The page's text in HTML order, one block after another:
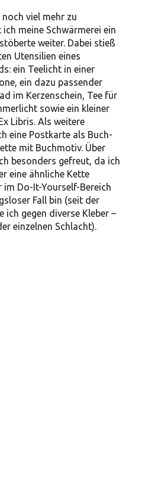
noch viel mehr zu
meine Schwärmerei ein
weiter. Dabei stieß
Utensilien eines
ein Teelicht in einer
ein dazu passender
im Kerzenschein, Tee für
sowie ein kleiner
Libris. Als weitere
eine Postkarte als Buch-
mit Buchmotiv. Über
besonders gefreut, da ich
eine ähnliche Kette
im Do-It-Yourself-Bereich
Fall bin (seit der
ich gegen diverse Kleber –
einzelnen Schlacht).